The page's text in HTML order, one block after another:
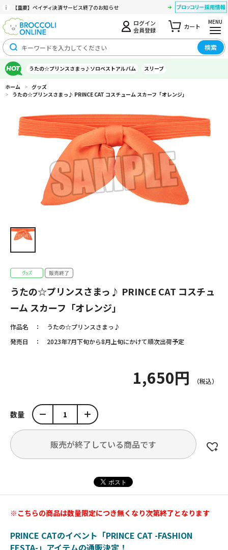
【重要】ペイディ決済サービス終了のお知らせ
ログイン
会員登録
カート
MENU
検索
うたの☆プリンスさまっ♪ソロベストアルバム スリーブ
ホーム > グッズ
> うたの☆プリンスさまっ♪ PRINCE CAT コスチューム スカーフ「オレンジ」
うたの☆プリンスさまっ♪ PRINCE CAT コスチュ
ーム スカーフ「オレンジ」
作品名
うたの☆プリンスさまっ♪
発売日
2023年7月下旬から8月上旬にかけて順次出荷予定
1,650円
数量
販売が終了している商品です
※こちらの商品は数量限定につき無くなり次第終了となります
PRINCE CATのイベント「PRINCE CAT -FASHION